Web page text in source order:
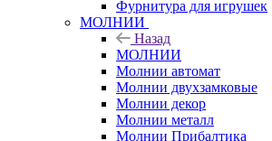
Фурнитура для игрушек
МОЛНИИ
Назад
МОЛНИИ
Молнии автомат
Молнии двухзамковые
Молнии декор
Молнии металл
Молнии Прибалтика